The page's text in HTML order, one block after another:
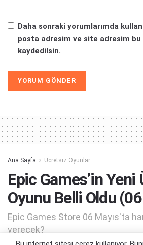
Daha sonraki yorumlarımda
posta adresim ve site adresim bu
kaydedilsin.
Ana Sayfa Ücretsiz Oyunlar
Epic Games’in
Oyunu Belli Oldu
Epic Games Store 06 Mayıs'ta
verecek?